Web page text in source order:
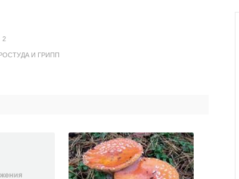
2
И ГРИПП